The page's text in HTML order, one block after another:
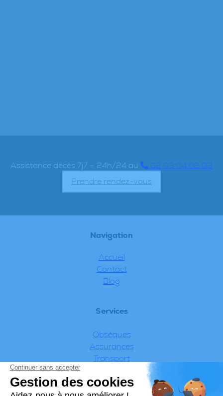
Assistance décès 7j7 – 24h/24 au
02 03 04 02 03
Prendre rendez-vous
Navigation
Accueil
Contact
Blog
Services
Obsèques
Assurances
Transport
Articles funéraires
Marbrerie